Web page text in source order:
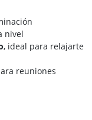
nivel
, ideal para relajarte
reuniones